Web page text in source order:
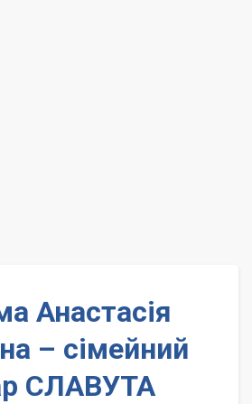
Анастасія
– сімейний
СЛАВУТА